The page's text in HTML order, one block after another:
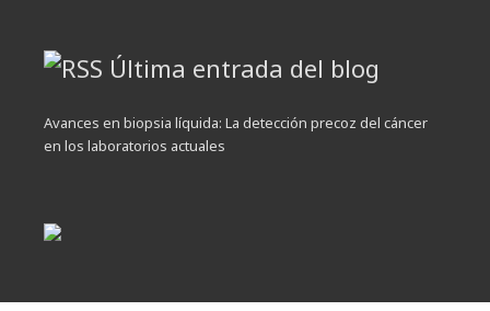
Última entrada del blog
Avances en biopsia líquida: La detección precoz del cáncer
en los laboratorios actuales